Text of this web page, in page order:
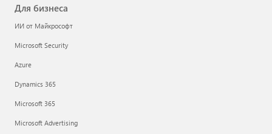
Для бизнеса
ИИ от Майкрософт
Microsoft Security
Azure
Dynamics 365
Microsoft 365
Microsoft Advertising